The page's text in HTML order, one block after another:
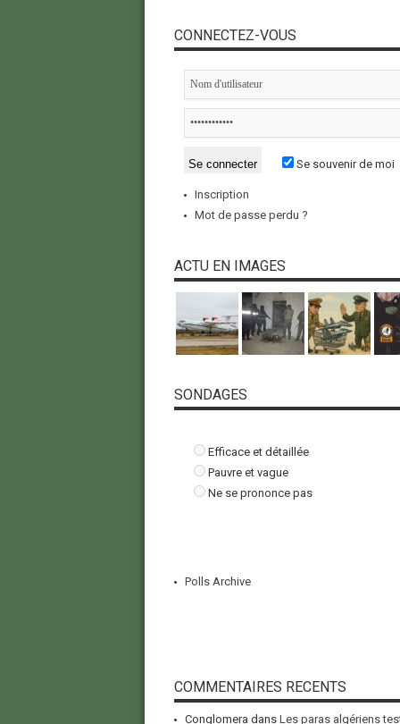
CONNECTEZ-VOUS
Se souvenir de moi
Inscription
Mot de passe perdu ?
ACTU EN IMAGES
SONDAGES
Efficace et détaillée
Pauvre et vague
Ne se prononce pas
Polls Archive
COMMENTAIRES RECENTS
Conglomera dans Les paras algériens